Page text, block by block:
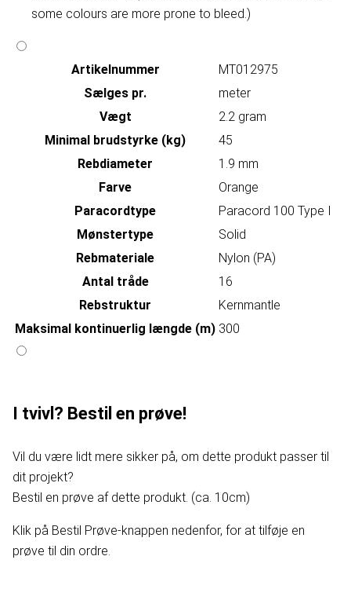
some colours are more prone to bleed.)
Artikelnummer
MT012975
Sælges pr.
meter
Vægt
2.2 gram
Minimal brudstyrke (kg)
45
Rebdiameter
1.9 mm
Farve
Orange
Paracordtype
Paracord 100 Type I
Mønstertype
Solid
Rebmateriale
Nylon (PA)
Antal tråde
16
Rebstruktur
Kernmantle
Maksimal kontinuerlig længde (m) 300
I tvivl? Bestil en prøve!
Vil du være lidt mere sikker på, om dette produkt passer til
dit projekt?
Bestil en prøve af dette produkt. (ca. 10cm)
Klik på Bestil Prøve-knappen nedenfor, for at tilføje en
prøve til din ordre.